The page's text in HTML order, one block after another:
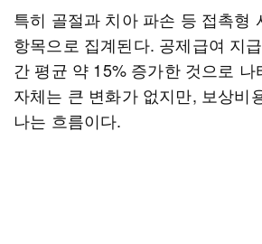
특히 골절과 치아 파손 등 접촉형
항목으로 집계된다. 공제급여 지
간 평균 약 15% 증가한 것으로 나
자체는 큰 변화가 없지만, 보상비
나는 흐름이다.